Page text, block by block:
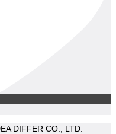
DIFFER CO., LTD.